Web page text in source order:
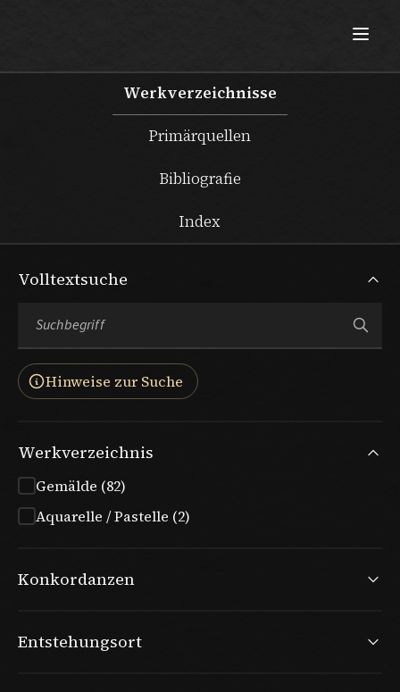
Werkverzeichnisse
Primärquellen
Bibliografie
Index
Volltextsuche
Hinweise zur Suche
Werkverzeichnis
Gemälde (82)
Aquarelle / Pastelle (2)
Konkordanzen
Entstehungsort